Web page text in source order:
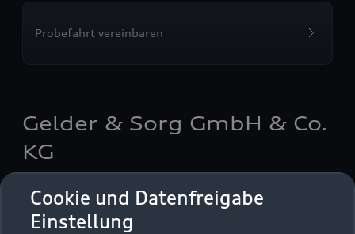
Cookie und Datenfreigabe
Einstellung
Probefahrt vereinbaren
Gelder & Sorg GmbH & Co.
KG